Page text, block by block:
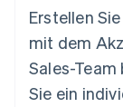
Erstellen
mit dem
Sales-
Sie ein
English
Mexiko
Español
English